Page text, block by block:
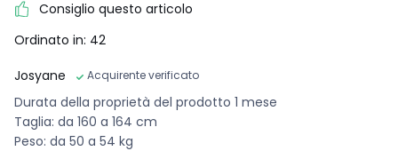
Consiglio questo articolo
Ordinato in: 42
Josyane
Acquirente verificato
Durata della proprietà del prodotto 1 mese
Taglia: da 160 a 164 cm
Peso: da 50 a 54 kg